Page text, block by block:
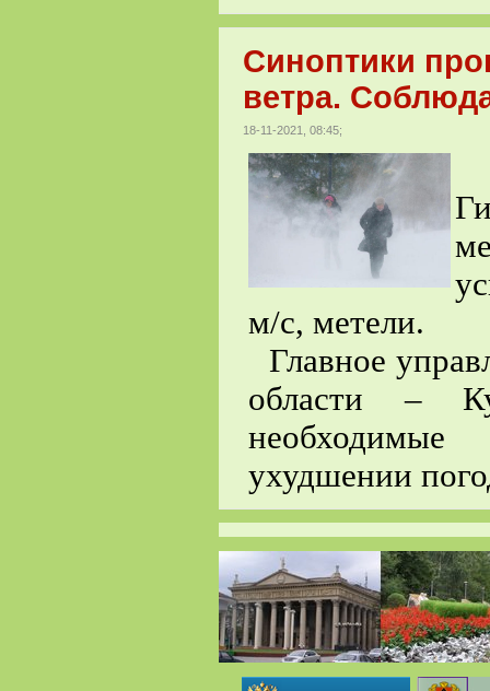
Синоптики
ветра.
18-11-2021, 08:45;
м/с, метели.
Главное
области –
ухудшении